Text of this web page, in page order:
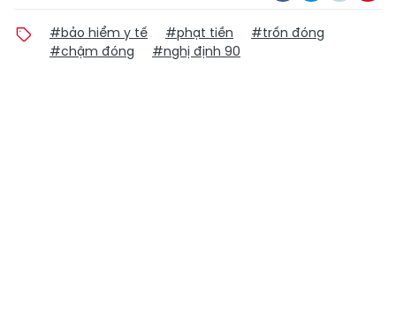
#bảo hiểm y tế #phạt tiền
#trốn đóng
#chậm đóng
#nghị định 90